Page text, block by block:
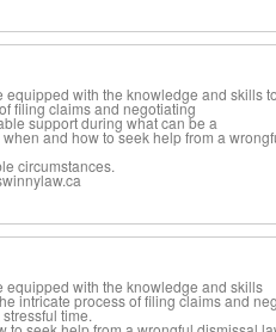
equipped with the knowledge and skills
filing claims and negotiating
support during what can be a
and how to seek help from a
circumstances.
equipped with the knowledge and skills
intricate process of filing claims and
time.